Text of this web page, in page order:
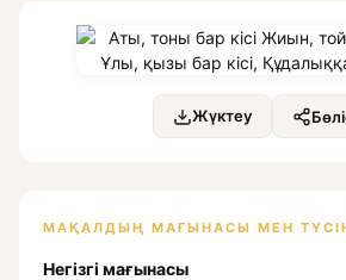
Жүктеу
МАҚАЛДЫҢ МАҒЫНАСЫ МЕН
Негізгі мағынасы